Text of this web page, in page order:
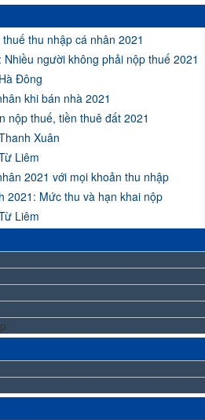
thu nhập cá nhân 2021
người không phải nộp thuế 2021
Đông
khi bán nhà 2021
nộp thuế, tiền thuê đất 2021
Xuân
Liêm
2021 với mọi khoản thu nhập
2021: Mức thu và hạn khai nộp
Liêm